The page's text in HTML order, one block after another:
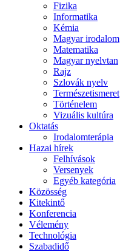
Fizika
Informatika
Kémia
Magyar irodalom
Matematika
Magyar nyelvtan
Rajz
Szlovák nyelv
Természetismeret
Történelem
Vizuális kultúra
Oktatás
Irodalomterápia
Hazai hírek
Felhívások
Versenyek
Egyéb kategória
Közösség
Kitekintő
Konferencia
Vélemény
Technológia
Szabadidő